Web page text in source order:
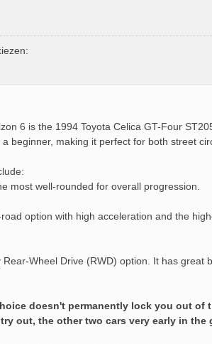
6 is the 1994 Toyota Celica GT-Four
beginner, making it perfect for both street
most well-rounded for overall progression.
option with high acceleration and the
Wheel Drive (RWD) option. It has great
doesn't permanently lock you out of
out, the other two cars very early in the